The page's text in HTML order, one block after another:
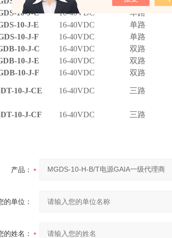
10-J-C
16-40VDC 单路
10-J-E
16-40VDC 单路
10-J-F
16-40VDC 单路
10-J-C
16-40VDC 双路
10-J-E
16-40VDC 双路
10-J-F
16-40VDC 双路
10-J-CE 16-40VDC 三路
10-J-CF 16-40VDC 三路
产品：
的单位：
的姓名：